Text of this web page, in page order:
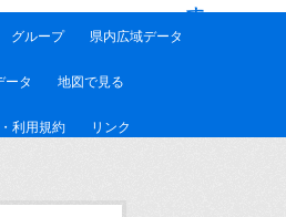
す
グループ 県内広域データ
ータ 地図で見る
利用規約 リンク